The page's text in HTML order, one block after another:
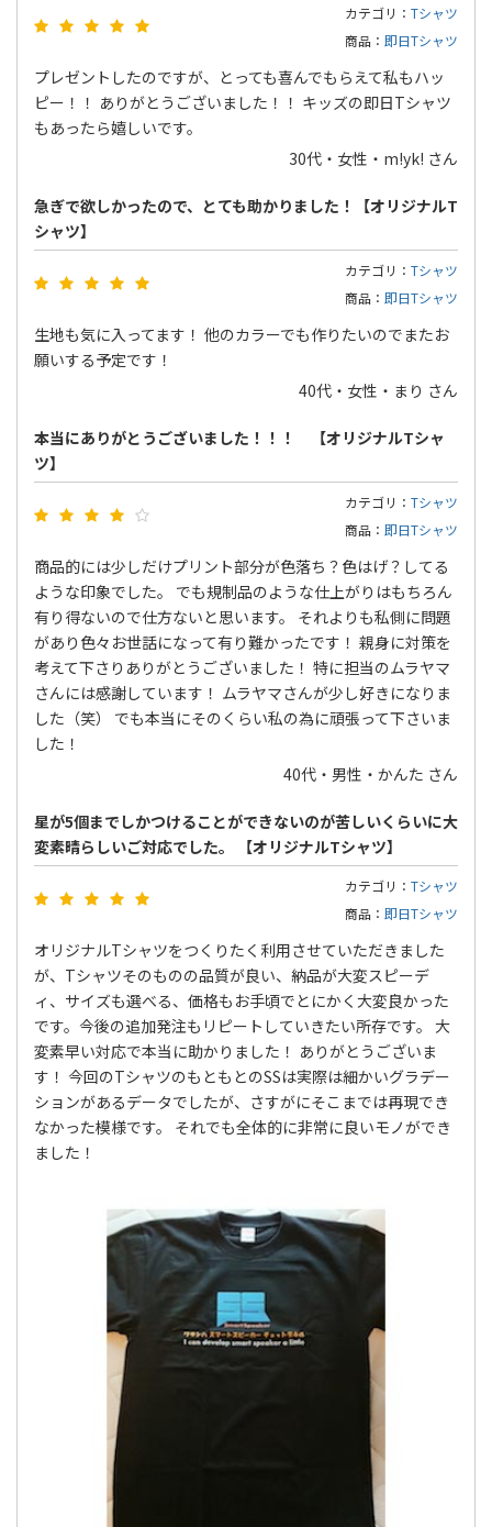
カテゴリ： Tシャツ
商品： 即日Tシャツ
プレゼントしたのですが、とっても喜んでもらえて私もハッ
ピー！！ ありがとうございました！！ キッズの即日Tシャツ
もあったら嬉しいです。
30代・女性・m!yk! さん
急ぎで欲しかったので、とても助かりました！【オリジナルT
シャツ】
カテゴリ： Tシャツ
商品： 即日Tシャツ
生地も気に入ってます！ 他のカラーでも作りたいのでまたお
願いする予定です！
40代・女性・まり さん
本当にありがとうございました！！！ 【オリジナルTシャ
ツ】
カテゴリ： Tシャツ
商品： 即日Tシャツ
商品的には少しだけプリント部分が色落ち？色はげ？してる
ような印象でした。 でも規制品のような仕上がりはもちろん
有り得ないので仕方ないと思います。 それよりも私側に問題
があり色々お世話になって有り難かったです！ 親身に対策を
考えて下さりありがとうございました！ 特に担当のムラヤマ
さんには感謝しています！ ムラヤマさんが少し好きになりま
した（笑） でも本当にそのくらい私の為に頑張って下さいま
した！
40代・男性・かんた さん
星が5個までしかつけることができないのが苦しいくらいに大
変素晴らしいご対応でした。 【オリジナルTシャツ】
カテゴリ： Tシャツ
商品： 即日Tシャツ
オリジナルTシャツをつくりたく利用させていただきました
が、Tシャツそのものの品質が良い、納品が大変スピーデ
ィ、サイズも選べる、価格もお手頃でとにかく大変良かった
です。今後の追加発注もリピートしていきたい所存です。 大
変素早い対応で本当に助かりました！ ありがとうございま
す！ 今回のTシャツのもともとのSSは実際は細かいグラデー
ションがあるデータでしたが、さすがにそこまでは再現でき
なかった模様です。 それでも全体的に非常に良いモノができ
ました！